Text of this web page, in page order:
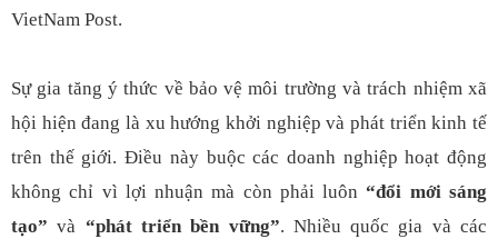
VietNam Post.
Sự gia tăng ý thức về bảo vệ môi trường và trách nhiệm xã
hội hiện đang là xu hướng khởi nghiệp và phát triển kinh tế
trên thế giới. Điều này buộc các doanh nghiệp hoạt động
không chỉ vì lợi nhuận mà còn phải luôn “đổi mới sáng
tạo”và “phát triển bền vững”. Nhiều quốc gia và các